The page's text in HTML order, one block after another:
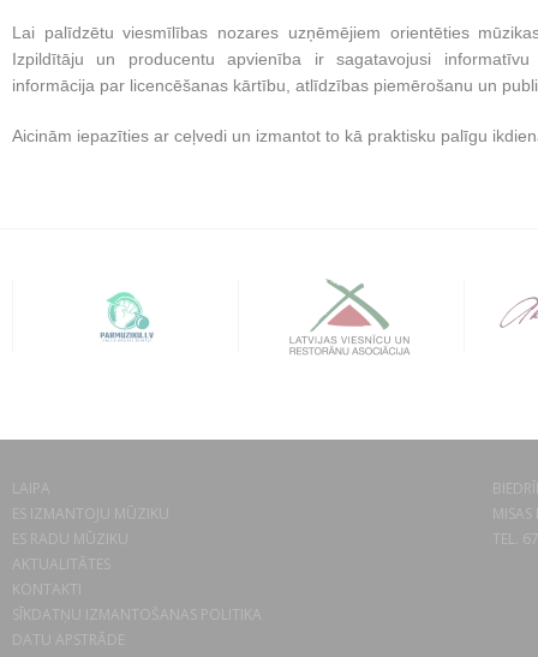
Lai palīdzētu viesmīlības nozares uzņēmējiem orientēties
Izpildītāju un producentu apvienība ir sagatavojusi
informācija par licencēšanas kārtību, atlīdzības piemērošanu un
Aicinām iepazīties ar ceļvedi un izmantot to kā praktisku palīgu
LAIPA
ES IZMANTOJU MŪZIKU
ES RADU MŪZIKU
AKTUALITĀTES
KONTAKTI
SĪKDATŅU IZMANTOŠANAS POLITIKA
DATU APSTRĀDE
TEL.